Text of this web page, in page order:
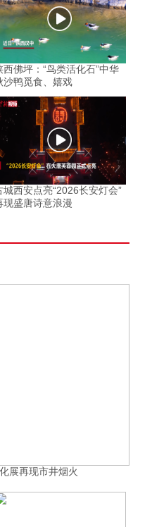
西佛坪：“鸟类活化石”中华
沙鸭觅食、嬉戏
城西安点亮“2026长安灯会”
现盛唐诗意浪漫
展再现市井烟火